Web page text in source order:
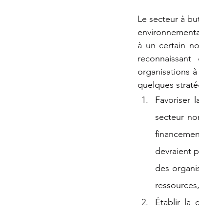
Le secteur à
à un certain
organisations
quelques
Favoriser
secteur
devraient
des
Établir la